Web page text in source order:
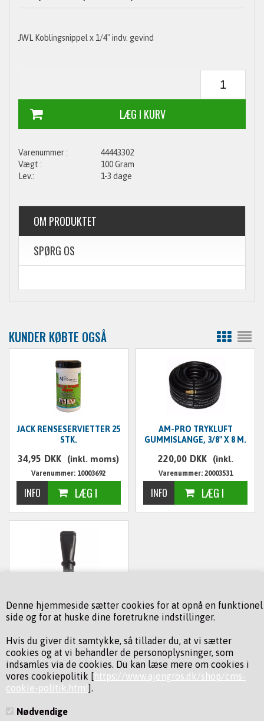
Denne hjemmeside sætter cookies for at opnå en funktionel
side og for at huske dine foretrukne indstillinger.
Hvis du giver dit samtykke, så tillader du, at vi sætter
cookies og at vi behandler de personoplysninger, som
indsamles via de cookies. Du kan læse mere om cookies i
vores cookiepolitik [https://www.ajengros.dk/shop/cms-
cookie-politik.html ].
Nødvendige
JWL Koblingsnippel x 1/4" indv. gevind
44443302
100 Gram
1-3 dage
OM PRODUKTET
SPØRG OS
KUNDER KØBTE OGSÅ
JACK RENSESERVIETTER 25
STK.
34,95 DKK (inkl. moms)
Varenummer: 10003692
AM-PRO TRYKLUFT
GUMMISLANGE, 3/8" X 8 M.
220,00 DKK (inkl.
moms)
Varenummer: 20003531
JWL BRED DYSE TIL JWL
SODABLÆSER 2
Varenummer: 44145955